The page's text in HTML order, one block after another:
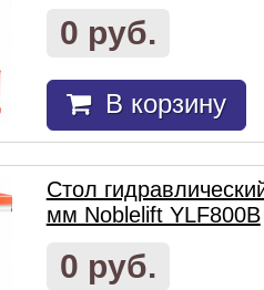
0 руб.
В корзину
Стол
мм Noblelift YLF800B
0 руб.